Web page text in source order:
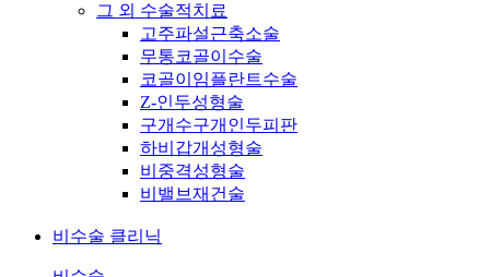
그 외 수술적치료
고주파설근축소술
무통코골이수술
코골이임플란트수술
Z-인두성형술
구개수구개인두피판
하비갑개성형술
비중격성형술
비밸브재건술
비수술 클리닉